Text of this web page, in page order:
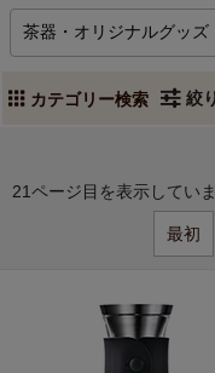
カテゴリー検索 絞
21ページ目を表示してい
最初